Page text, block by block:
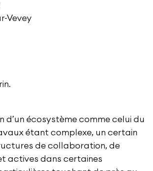
Vevey
d’un écosystème comme celui du
étant complexe, un certain
de collaboration, de
actives dans certaines